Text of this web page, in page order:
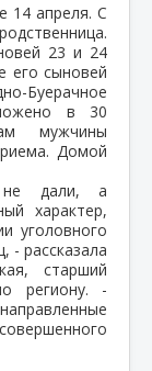
14 апреля. С
23 и 24
его сыновей
Буерачное
в 30
мужчины
Домой
не дали, а
характер,
уголовного
- рассказала
старший
региону. -